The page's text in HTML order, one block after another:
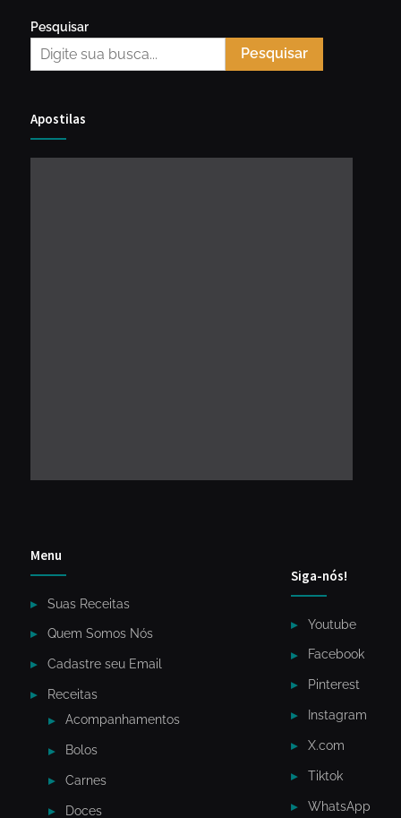
Pesquisar
Pesquisar
Apostilas
Menu
Suas Receitas
Quem Somos Nós
Cadastre seu Email
Receitas
Acompanhamentos
Bolos
Carnes
Doces
Siga-nós!
Youtube
Facebook
Pinterest
Instagram
X.com
Tiktok
WhatsApp